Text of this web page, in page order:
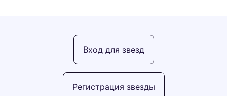
Регистрация звезды
Вход для звезд